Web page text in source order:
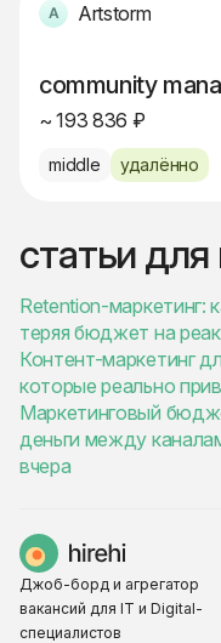
Artstorm
community
~ 193 836 ₽
middle удалённо
статьи
Retention-маркетинг:
теряя бюджет на
Контент-маркетинг
которые реально
Маркетинговый
деньги между
вчера
Джоб-борд и агрегатор
вакансий для IT и Digital-
специалистов